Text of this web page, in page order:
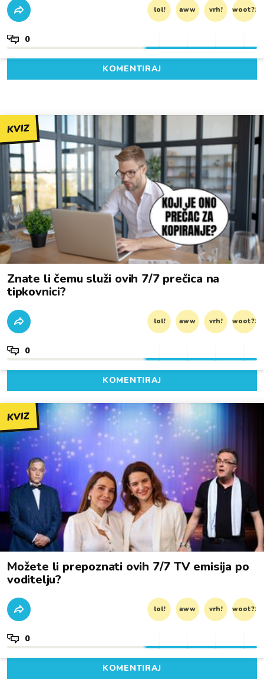
lol! aww vrh! woot?!
0
KOMENTIRAJ
KVIZ
Znate li čemu služi ovih 7/7 prečica na
tipkovnici?
lol! aww vrh! woot?!
0
KOMENTIRAJ
KVIZ
Možete li prepoznati ovih 7/7 TV emisija po
voditelju?
lol! aww vrh! woot?!
0
KOMENTIRAJ